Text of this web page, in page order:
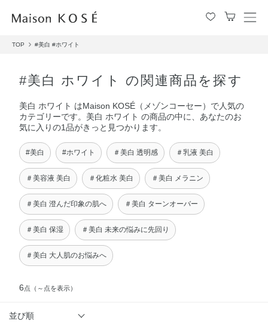
メ
TOP #美白 #ホワイト
#美白 ホワイト の関連商品を探す
美白 ホワイト はMaison KOSÉ（メゾンコーセー）で人気の
カテゴリーです。美白 ホワイト の商品の中に、あなたのお
気に入りの1品がきっと見つかります。
#美白 #ホワイト ＃美白 透明感 ＃乳液 美白
＃美容液 美白 ＃化粧水 美白 ＃美白 メラニン
＃美白 澄んだ印象の肌へ ＃美白 ターンオーバー
＃美白 保湿 ＃美白 未来の悩みに先回り
＃美白 大人肌のお悩みへ
6点 （～点を表示）
並び順